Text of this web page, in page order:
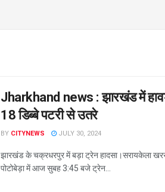
Jharkhand news : झारखंड में
18 डिब्बे पटरी से उतरे
BY CITYNEWS JULY 30, 2024
झारखंड के चक्रधरपुर में बड़ा ट्रेन हादसा।सरायकेला
पोटोबेड़ा में आज सुबह 3:45 बजे ट्रेन...